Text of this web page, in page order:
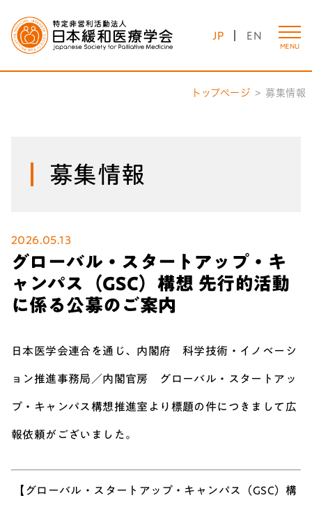
JP EN
MENU
トップページ 募集情報
募集情報
2026.05.13
グローバル・スタートアップ・キ
ャンパス（GSC）構想 先行的活動
に係る公募のご案内
日本医学会連合を通じ、内閣府 科学技術・イノベーシ
ョン推進事務局／内閣官房 グローバル・スタートアッ
プ・キャンパス構想推進室より標題の件につきまして広
報依頼がございました。
【グローバル・スタートアップ・キャンパス（GSC）構